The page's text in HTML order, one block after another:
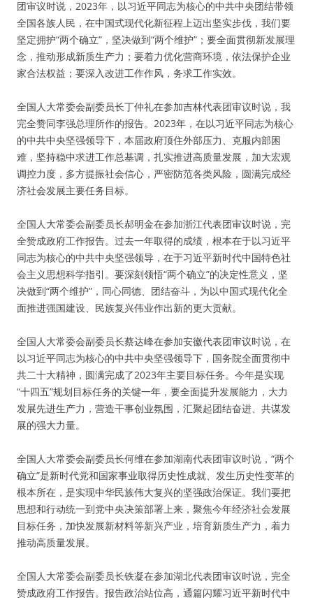
团审议时说，2023年，以习近平同志为核心的中共中央团结带领
全国各族人民，在中国式现代化新征程上迈出坚实步伐，我们要
坚定拥护“两个确立”，坚决做到“两个维护”；要全面贯彻新发展理
念，推动形成新质生产力；要着力优化营商环境，依法保护企业
家合法权益；要深入改进工作作风，务求工作实效。
全国人大常委会副委员长丁仲礼在参加吉林代表团审议时说，我
完全赞同李强总理所作的报告。2023年，在以习近平同志为核心
的中共中央坚强领导下，本届政府顶住外部压力、克服内部困
难，坚持稳中求进工作总基调，扎实推进高质量发展，加大宏观
调控力度，多方提振社会信心，严密防范各类风险，圆满完成经
济社会发展主要任务目标。
全国人大常委会副委员长郝明金在参加浙江代表团审议时说，完
全赞成政府工作报告。过去一年取得的成绩，根本在于以习近平
同志为核心的中共中央坚强领导，在于习近平新时代中国特色社
会主义思想科学指引。要深刻领悟“两个确立”的决定性意义，坚
决做到“两个维护”，同心同德、团结奋斗，为以中国式现代化全
面推进强国建设、民族复兴伟业作出新的更大贡献。
全国人大常委会副委员长蔡达峰在参加安徽代表团审议时说，在
以习近平同志为核心的中共中央坚强领导下，国务院全面贯彻中
共二十大精神，圆满完成了2023年主要目标任务。今年是实现
“十四五”规划目标任务的关键一年，要全面提升发展能力，大力
发展先进生产力，营造干事创业氛围，汇聚起团结奋进、共谋发
展的强大力量。
全国人大常委会副委员长何维在参加湖南代表团审议时说，“两个
确立”是新时代党和国家事业取得历史性成就、发生历史性变革的
根本所在，是实现中华民族伟大复兴的坚强政治保证。我们要把
思想和行动统一到党中央决策部署上来，聚焦今年经济社会发展
目标任务，加快发展新材料等新兴产业，培育新质生产力，着力
推动高质量发展。
全国人大常委会副委员长铁凝在参加湖北代表团审议时说，完全
赞成政府工作报告。报告政治站位高，通篇闪耀习近平新时代中